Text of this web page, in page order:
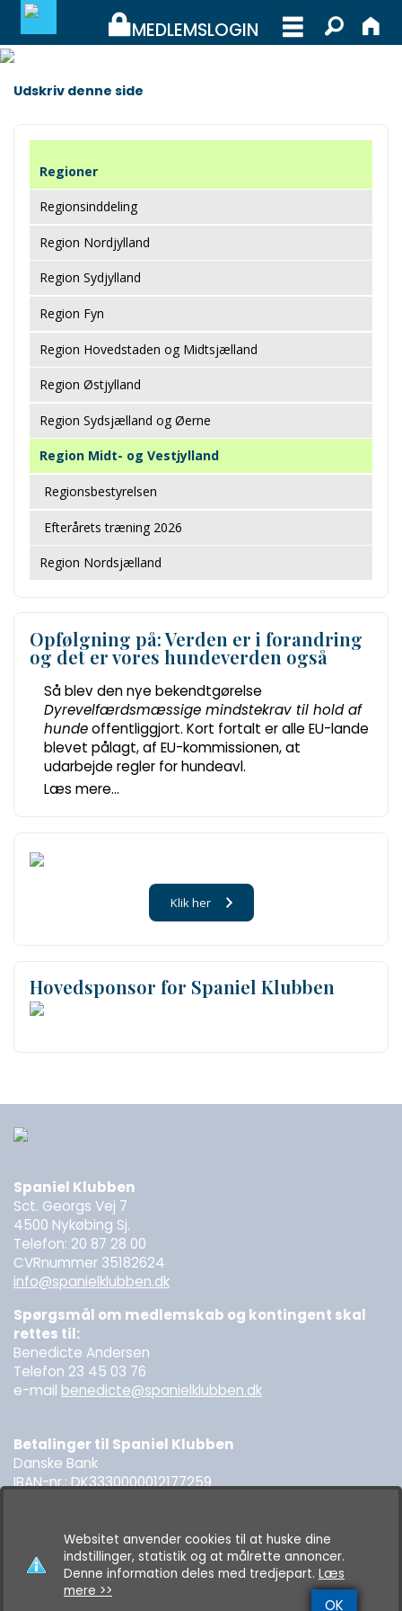
MEDLEMSLOGIN
MEDLEMSLOGIN
BLIV MEDLEM
WEBSHOP
Udskriv denne side
Regioner
Regionsinddeling
Region Nordjylland
Region Sydjylland
Region Fyn
Region Hovedstaden og Midtsjælland
Region Østjylland
Region Sydsjælland og Øerne
Region Midt- og Vestjylland
Regionsbestyrelsen
Efterårets træning 2026
Region Nordsjælland
Opfølgning på: Verden er i forandring
og det er vores hundeverden også
Så blev den nye bekendtgørelse
Dyrevelfærdsmæssige mindstekrav til hold af
hundeoffentliggjort. Kort fortalt er alle EU-lande
blevet pålagt, af EU-kommissionen, at
udarbejde regler for hundeavl.
Læs mere...
Klik her
Hovedsponsor for Spaniel Klubben
Spaniel Klubben
Sct. Georgs Vej 7
4500 Nykøbing Sj.
Telefon: 20 87 28 00
CVRnummer 35182624
info@spanielklubben.dk
Spørgsmål om medlemskab og kontingent skal
rettes til:
Benedicte Andersen
Telefon 23 45 03 76
e-mail benedicte@spanielklubben.dk
Betalinger til Spaniel Klubben
Danske Bank
IBAN-nr.: DK3330000012177259
© 2026 Spanielklubben. All rights reserved.
OK
Websitet anvender cookies til at huske dine
indstillinger, statistik og at målrette annoncer.
Denne information deles med tredjepart. Læs
mere >>